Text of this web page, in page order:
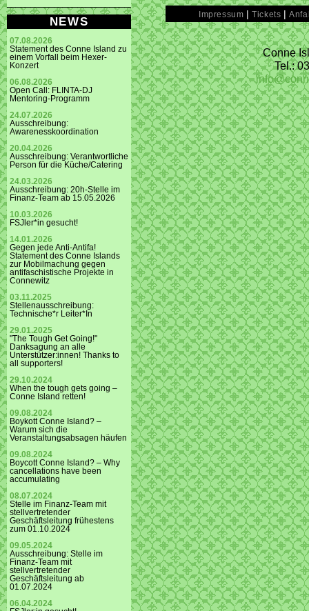
NEWS
07.08.2026
Statement des Conne Island zu
einem Vorfall beim Hexer-
Konzert
06.08.2026
Open Call: FLINTA-DJ
Mentoring-Programm
24.07.2026
Ausschreibung:
Awarenesskoordination
20.04.2026
Ausschreibung: Verantwortliche
Person für die Küche/Catering
24.03.2026
Ausschreibung: 20h-Stelle im
Finanz-Team ab 15.05.2026
10.03.2026
FSJler*in gesucht!
14.01.2026
Gegen jede Anti-Antifa!
Statement des Conne Islands
zur Mobilmachung gegen
antifaschistische Projekte in
Connewitz
03.11.2025
Stellenausschreibung:
Technische*r Leiter*In
29.01.2025
"The Tough Get Going!"
Danksagung an alle
Unterstützer:innen! Thanks to
all supporters!
29.10.2024
When the tough gets going –
Conne Island retten!
09.08.2024
Boykott Conne Island? –
Warum sich die
Veranstaltungsabsagen häufen
09.08.2024
Boycott Conne Island? – Why
cancellations have been
accumulating
08.07.2024
Stelle im Finanz-Team mit
stellvertretender
Geschäftsleitung frühestens
zum 01.10.2024
09.05.2024
Ausschreibung: Stelle im
Finanz-Team mit
stellvertretender
Geschäftsleitung ab
01.07.2024
06.04.2024
Impressum |Tickets |
Conne
Tel.: